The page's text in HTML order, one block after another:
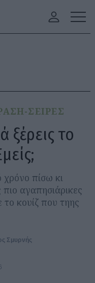
ΣΕΙΡΕΣ
ξέρεις το
χρόνο πίσω κι
αγαπησιάρικες
το κουίζ που τηης
Σμυρνής